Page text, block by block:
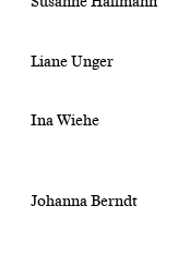
Liane Unger
Ina Wiehe
Johanna Berndt